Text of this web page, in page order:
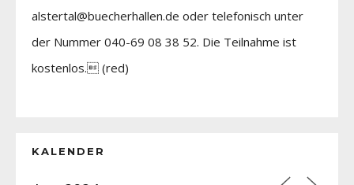
alstertal@buecherhallen.de oder telefonisch unter
der Nummer 040-69 08 38 52. Die Teilnahme ist
kostenlos. (red)
KALENDER